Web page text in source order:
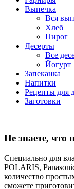
Выпечка
Вся
Хлеб
Пирог
Десерты
Все
Йогурт
Запеканка
Напитки
Рецепты для
Заготовки
Не знаете, что
Специально для
POLARIS,
количество
сможете